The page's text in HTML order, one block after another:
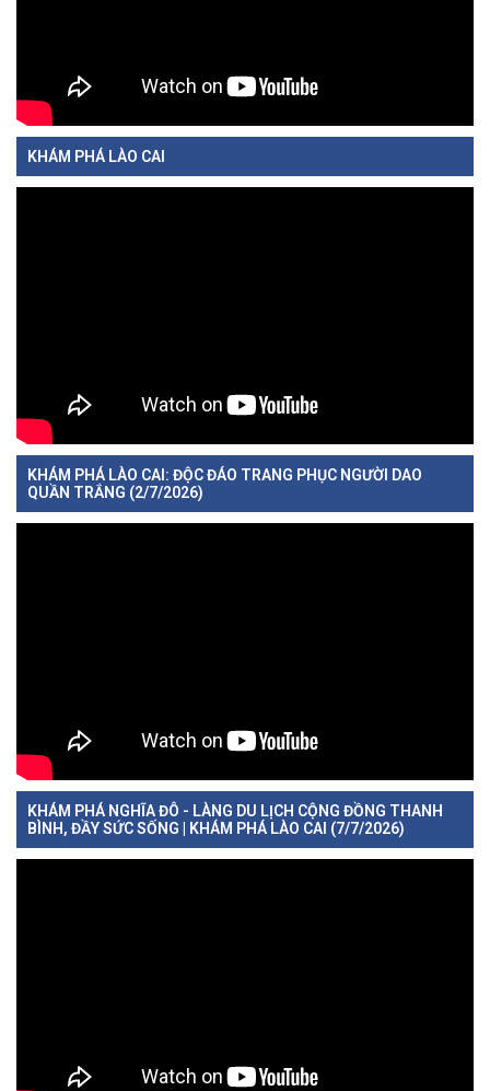
KHÁM PHÁ LÀO CAI
KHÁM PHÁ LÀO CAI: ĐỘC ĐÁO TRANG PHỤC NGƯỜI DAO
QUẦN TRẮNG (2/7/2026)
KHÁM PHÁ NGHĨA ĐÔ - LÀNG DU LỊCH CỘNG ĐỒNG THANH
BÌNH, ĐẦY SỨC SỐNG | KHÁM PHÁ LÀO CAI (7/7/2026)